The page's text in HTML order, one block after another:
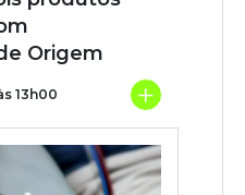
Origem
13h00 +